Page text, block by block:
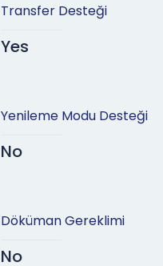
Transfer Desteği
Yes
Yenileme Modu Desteği
No
Döküman Gereklimi
No